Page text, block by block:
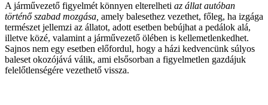
A járművezető figyelmét könnyen elterelheti az állat autóban
történő szabad mozgása, amely balesethez vezethet, főleg, ha izgága
természet jellemzi az állatot, adott esetben bebújhat a pedálok alá,
illetve közé, valamint a járművezető ölében is kellemetlenkedhet.
Sajnos nem egy esetben előfordul, hogy a házi kedvencünk súlyos
baleset okozójává válik, ami elsősorban a figyelmetlen gazdájuk
felelőtlenségére vezethető vissza.